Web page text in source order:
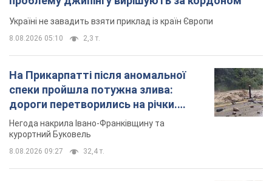
Україні не завадить взяти приклад із країн Європи
8.08.2026 05:10 2,3 т.
На Прикарпатті після аномальної
спеки пройшла потужна злива:
дороги перетворились на річки.
Відео
Негода накрила Івано-Франківщину та
курортний Буковель
8.08.2026 09:27 32,4 т.